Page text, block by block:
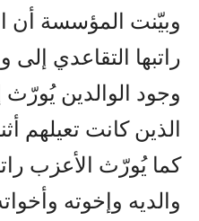
وبيّنت المؤسسة أن
راتبها التقاعدي
وجود الوالدين يُورّث
الذين كانت تعيلهم
كما يُورّث الأعزب
والديه وإخوته